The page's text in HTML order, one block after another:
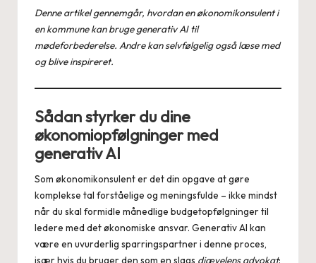
Denne artikel gennemgår, hvordan en økonomikonsulent i
en kommune kan bruge generativ AI til
mødeforbederelse. Andre kan selvfølgelig også læse med
og blive inspireret.
Sådan styrker du dine
økonomiopfølgninger med
generativ AI
Som økonomikonsulent er det din opgave at gøre
komplekse tal forståelige og meningsfulde – ikke mindst
når du skal formidle månedlige budgetopfølgninger til
ledere med det økonomiske ansvar. Generativ AI kan
være en uvurderlig sparringspartner i denne proces,
især hvis du bruger den som en slags djævelens advokat: